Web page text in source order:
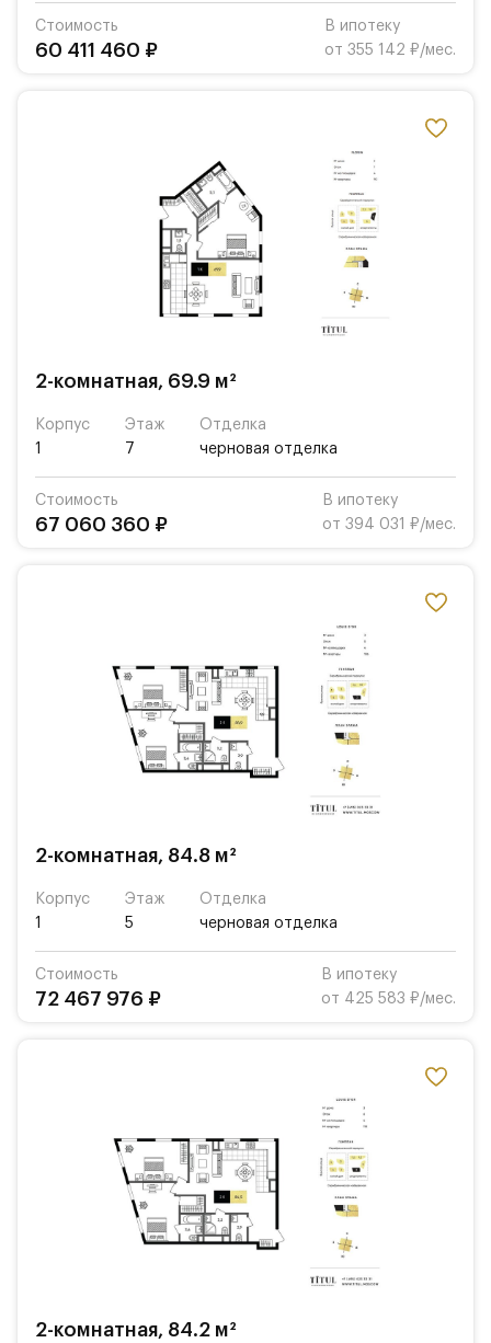
Стоимость
60 411 460 ₽
В ипотеку
от 355 142 ₽/мес.
2-комнатная, 69.9 м²
Корпус
1
Этаж
7
Отделка
черновая отделка
Стоимость
67 060 360 ₽
В ипотеку
от 394 031 ₽/мес.
2-комнатная, 84.8 м²
Корпус
1
Этаж
5
Отделка
черновая отделка
Стоимость
72 467 976 ₽
В ипотеку
от 425 583 ₽/мес.
2-комнатная, 84.2 м²